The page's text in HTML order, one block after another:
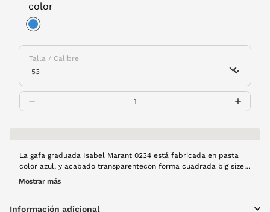
color
Talla / Calibre
La gafa graduada Isabel Marant 0234 está fabricada en pasta
color azul, y acabado transparentecon forma cuadrada big size.
Ideal para quienes buscan elegancia con un toque fresco y
Mostrar más
Información adicional